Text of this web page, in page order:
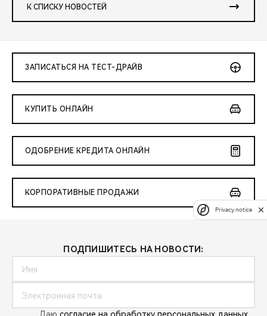
К СПИСКУ НОВОСТЕЙ
ЗАПИСАТЬСЯ НА ТЕСТ-ДРАЙВ
КУПИТЬ ОНЛАЙН
ОДОБРЕНИЕ КРЕДИТА ОНЛАЙН
КОРПОРАТИВНЫЕ ПРОДАЖИ
ПОДПИШИТЕСЬ НА НОВОСТИ:
Privacy notice